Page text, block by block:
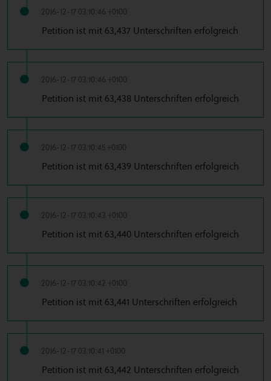
2016-12-17 03:10:46 +0100
Petition ist mit 63,437 Unterschriften erfolgreich
2016-12-17 03:10:46 +0100
Petition ist mit 63,438 Unterschriften erfolgreich
2016-12-17 03:10:45 +0100
Petition ist mit 63,439 Unterschriften erfolgreich
2016-12-17 03:10:43 +0100
Petition ist mit 63,440 Unterschriften erfolgreich
2016-12-17 03:10:42 +0100
Petition ist mit 63,441 Unterschriften erfolgreich
2016-12-17 03:10:41 +0100
Petition ist mit 63,442 Unterschriften erfolgreich